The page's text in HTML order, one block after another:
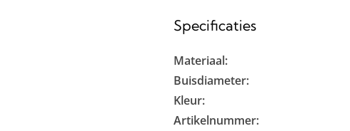
Specificaties
Materiaal:
Buisdiameter:
Kleur:
Artikelnummer: